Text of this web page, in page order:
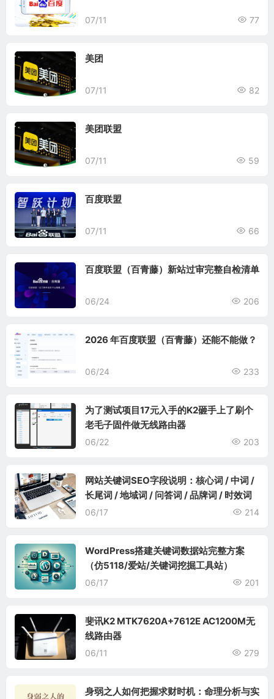
07/11 77
美团
07/11 82
美团联盟
07/11 59
百度联盟
07/11 66
百度联盟（百青藤）新站过审完整自检清单
06/24 206
2026 年百度联盟（百青藤）还能不能做？
06/24 233
为了测试项目17元入手的K2砸手上了刷个
老毛子固件做无线路由器
06/22 203
网站关键词SEO字段说明：核心词 / 中词 /
长尾词 / 地域词 / 问答词 / 品牌词 / 时效词
06/17 214
WordPress搭建关键词数据站完整方案
（仿5118/爱站/关键词挖掘工具站）
06/17 201
斐讯K2 MTK7620A+7612E AC1200M无
线路由器
06/11 279
身弱之人如何把握求财时机：命理分析与实